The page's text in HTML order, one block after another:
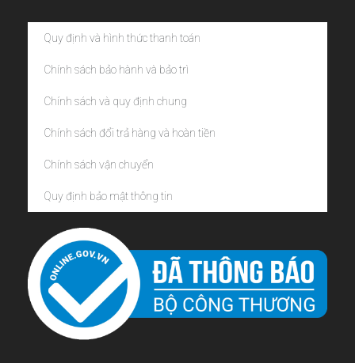
Quy định và hình thức thanh toán
Chính sách bảo hành và bảo trì
Chính sách và quy định chung
Chính sách đổi trả hàng và hoàn tiền
Chính sách vận chuyển
Quy định bảo mật thông tin